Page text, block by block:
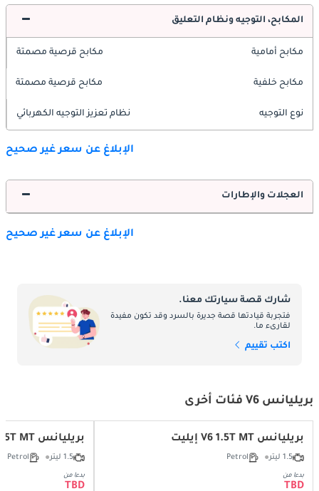
المكابح، التوجيه ونظام التعليق
مكابح أمامية مكابح قرصية مصمتة
مكابح خلفية مكابح قرصية مصمتة
نوع التوجيه نظام تعزيز التوجيه الكهربائي
الإبلاغ عن سعر غير صحيح
العجلات والإطارات
الإبلاغ عن سعر غير صحيح
شارك قصة سيارتك معنا.
فتجربة قيادتها قصة جديرة بالسرد وقد تكون مفيدة
لقارىء ما.
اكتب تقييم
بريليانس V6 فئات أخرى
بريليانس V6 1.5T MT إيليت
1.5 ليتر Petrol
بدءا من
TBD
بريليانس V6 1.5T MT ديلوكس
1.5 ليتر Petrol
بدءا من
TBD